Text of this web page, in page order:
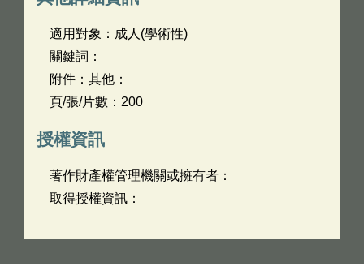
適用對象：成人(學術性)
關鍵詞：
附件：其他：
頁/張/片數：200
授權資訊
著作財產權管理機關或擁有者：
取得授權資訊：